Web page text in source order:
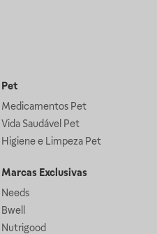
Pet
Medicamentos Pet
Vida Saudável Pet
Higiene e Limpeza Pet
Marcas Exclusivas
Needs
Bwell
Nutrigood